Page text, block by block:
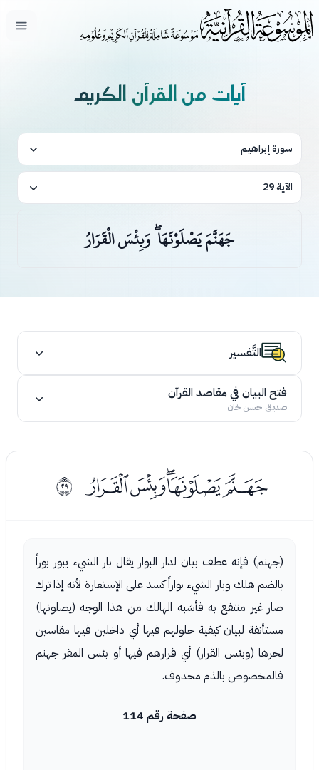
فتح
آيات من القرآن الكريم
سورة إبراهيم
الآية 29
جَهَنَّمَ يَصْلَوْنَهَا ۖ وَبِئْسَ الْقَرَارُ
التَّفسير
فتح البيان في مقاصد القرآن
صديق حسن خان
ﮐﮑﮒﮓﮔ ﰜ
(جهنم) فإنه عطف بيان لدار البوار يقال بار الشيء يبور بوراً
بالضم هلك وبار الشيء بواراً كسد على الإستعارة لأنه إذا ترك
صار غير منتفع به فأشبه الهالك من هذا الوجه (يصلونها)
مستأنفة لبيان كيفية حلولهم فيها أي داخلين فيها مقاسين
لحرها (وبئس القرار) أي قرارهم فيها أو بئس المقر جهنم
فالمخصوص بالذم محذوف.
صفحة رقم 114